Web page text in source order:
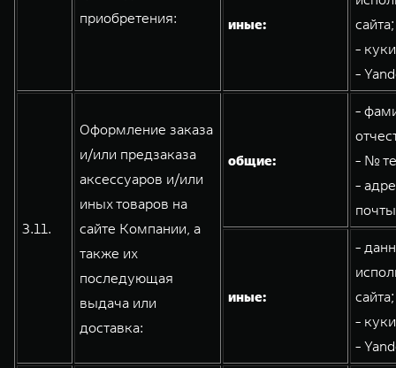
приобретения:
иные:
сайта;
-
-
3.11.
Оформление заказа
и/или предзаказа
аксессуаров и/или
иных товаров на
сайте Компании, а
также их
последующая
выдача или
доставка:
общие:
-
- №
-
иные:
-
сайта;
-
-